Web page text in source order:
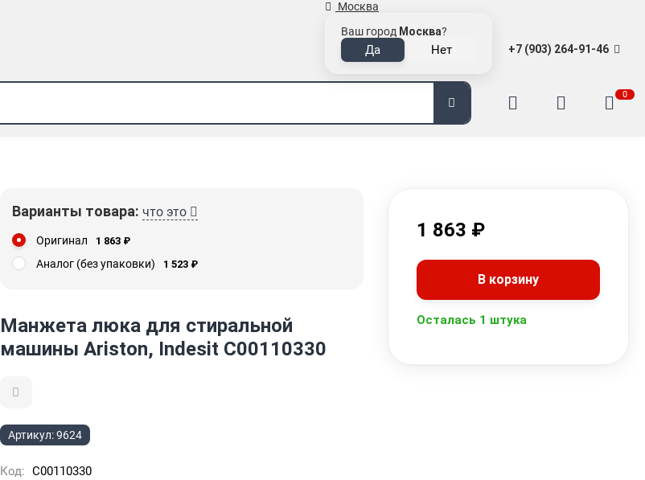
Москва
Ваш город Москва?
+7 (903) 264-91-46
0
Варианты товара: что это
Оригинал 1 863 ₽
Аналог (без упаковки) 1 523 ₽
Манжета люка для стиральной
машины Ariston, Indesit C00110330
Артикул:9624
Код: C00110330
1 863 ₽
В корзину
Осталась 1 штука